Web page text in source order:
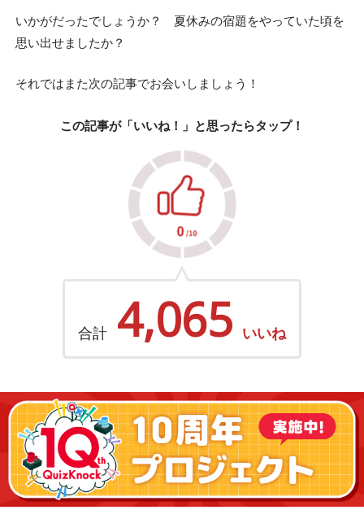
いかがだったでしょうか？ 夏休みの宿題をやっていた頃を
思い出せましたか？
それではまた次の記事でお会いしましょう！
この記事が「いいね！」と思ったらタップ！
合計 4,065 いいね